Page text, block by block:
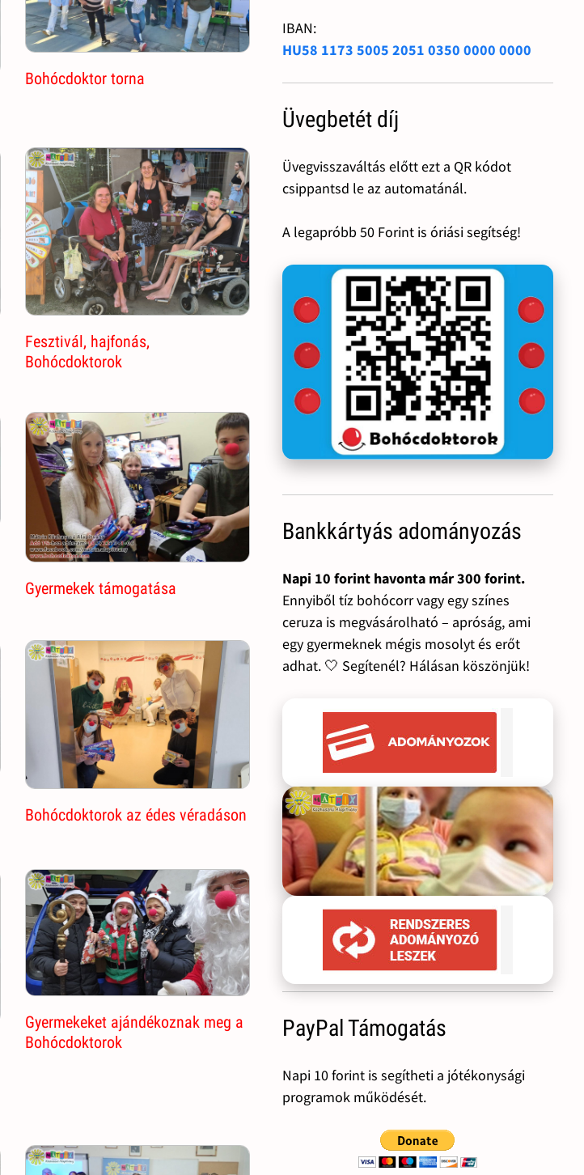
Bohócdoktor torna
Fesztivál, hajfonás,
Bohócdoktorok
Gyermekek támogatása
Bohócdoktorok az édes véradáson
Gyermekeket ajándékoznak meg a
Bohócdoktorok
IBAN:
HU58 1173 5005 2051 0350 0000 0000
Üvegbetét díj
Üvegvisszaváltás előtt ezt a QR kódot
csippantsd le az automatánál.
A legapróbb 50 Forint is óriási segítség!
Bankkártyás adományozás
Napi 10 forint havonta már 300 forint.
Ennyiből tíz bohócorr vagy egy színes
ceruza is megvásárolható – apróság, ami
egy gyermeknek mégis mosolyt és erőt
adhat. 🤍 Segítenél? Hálásan köszönjük!
PayPal Támogatás
Napi 10 forint is segítheti a jótékonysági
programok működését.